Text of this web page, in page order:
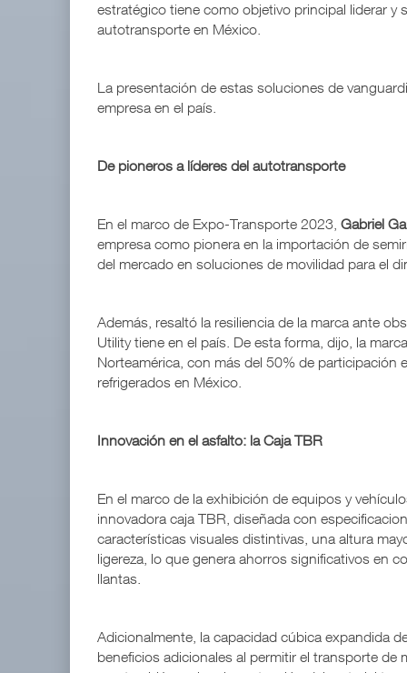
estratégico tiene como objetivo principal liderar y
autotransporte en México.
La presentación de estas soluciones de
empresa en el país.
De pioneros a líderes del autotransporte
En el marco de Expo-Transporte 2023, Gabriel
empresa como pionera en la importación de
del mercado en soluciones de movilidad para el
Además, resaltó la resiliencia de la marca ante
Utility tiene en el país. De esta forma, dijo, la
Norteamérica, con más del 50% de
refrigerados en México.
Innovación en el asfalto: la Caja TBR
En el marco de la exhibición de equipos y
innovadora caja TBR, diseñada con
características visuales distintivas, una altura
ligereza, lo que genera ahorros significativos en
llantas.
Adicionalmente, la capacidad cúbica expandida
beneficios adicionales al permitir el transporte